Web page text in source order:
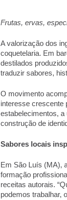
Frutas, ervas,
A valorização dos
coquetelaria. Em
destilados
traduzir sabores,
O movimento
interesse crescente
estabelecimentos, a
construção de
Sabores locais
Em São Luís (MA),
formação
receitas autorais.
podemos trabalhar,